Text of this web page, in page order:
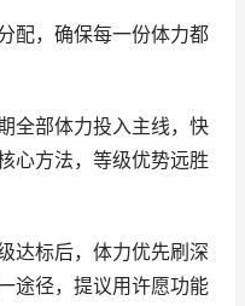
，确保每一份体力都
部体力投入主线，快
心方法，等级优势远胜
标后，体力优先刷深
途径，提议用许愿功能